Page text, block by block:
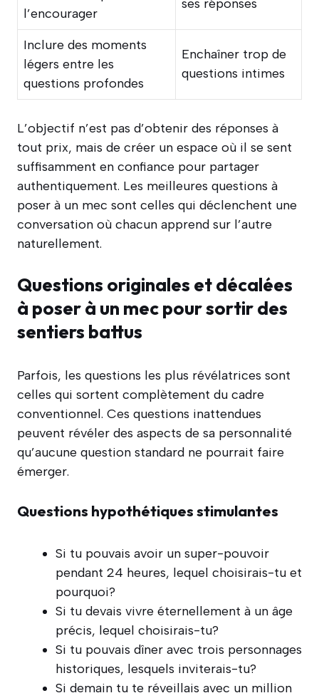
l’encourager
ses réponses
Inclure des moments
légers entre les
questions profondes
Enchaîner trop de
questions intimes
L’objectif n’est pas d’obtenir des réponses à
tout prix, mais de créer un espace où il se sent
suffisamment en confiance pour partager
authentiquement. Les meilleures questions à
poser à un mec sont celles qui déclenchent une
conversation où chacun apprend sur l’autre
naturellement.
Questions originales et décalées
à poser à un mec pour sortir des
sentiers battus
Parfois, les questions les plus révélatrices sont
celles qui sortent complètement du cadre
conventionnel. Ces questions inattendues
peuvent révéler des aspects de sa personnalité
qu’aucune question standard ne pourrait faire
émerger.
Questions hypothétiques stimulantes
Si tu pouvais avoir un super-pouvoir
pendant 24 heures, lequel choisirais-tu et
pourquoi?
Si tu devais vivre éternellement à un âge
précis, lequel choisirais-tu?
Si tu pouvais dîner avec trois personnages
historiques, lesquels inviterais-tu?
Si demain tu te réveillais avec un million